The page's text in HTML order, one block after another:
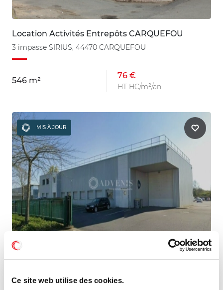
Ce site web utilise des cookies.
Location Activités Entrepôts CARQUEFOU
3 impasse SIRIUS, 44470 CARQUEFOU
546 m²
76 €
HT HC/m²/an
MIS À JOUR
44800 SAINT HERBLAIN